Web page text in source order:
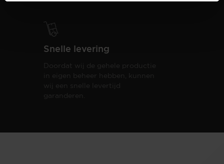
Snelle levering
Doordat wij de gehele productie
in eigen beheer hebben, kunnen
wij een snelle levertijd
garanderen.